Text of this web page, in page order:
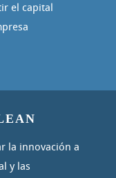
el capital
la innovación a
y las